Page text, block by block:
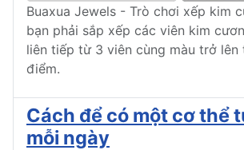
Buaxua Jewels - Trò chơi xếp kim
bạn phải sắp xếp các viên kim
liên tiếp từ 3 viên cùng màu trở lên
điểm.
Cách để có một cơ thể
mỗi ngày